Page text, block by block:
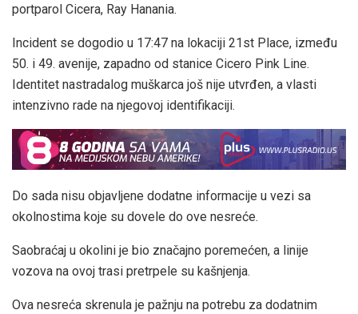
portparol Cicera, Ray Hanania.
Incident se dogodio u 17:47 na lokaciji 21st Place, između
50. i 49. avenije, zapadno od stanice Cicero Pink Line.
Identitet nastradalog muškarca još nije utvrđen, a vlasti
intenzivno rade na njegovoj identifikaciji.
Do sada nisu objavljene dodatne informacije u vezi sa
okolnostima koje su dovele do ove nesreće.
Saobraćaj u okolini je bio značajno poremećen, a linije
vozova na ovoj trasi pretrpele su kašnjenja.
Ova nesreća skrenula je pažnju na potrebu za dodatnim